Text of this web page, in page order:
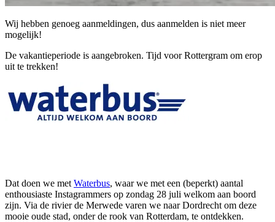
Wij hebben genoeg aanmeldingen, dus aanmelden is niet meer
mogelijk!
De vakantieperiode is aangebroken. Tijd voor Rottergram om erop
uit te trekken!
Dat doen we met Waterbus, waar we met een (beperkt) aantal
enthousiaste Instagrammers op zondag 28 juli welkom aan boord
zijn. Via de rivier de Merwede varen we naar Dordrecht om deze
mooie oude stad, onder de rook van Rotterdam, te ontdekken.